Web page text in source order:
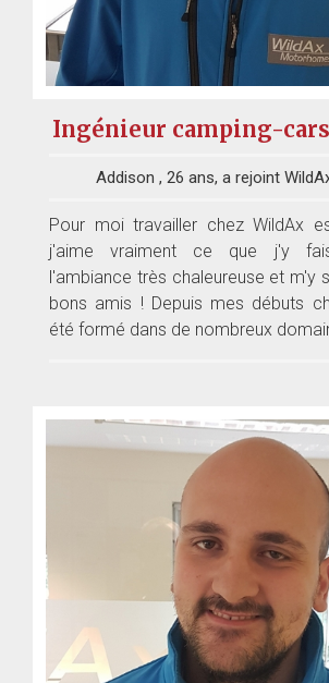
Ingénieur camping-
Addison , 26 ans, a rejoint
Pour moi travailler chez WildAx
j'aime vraiment ce que j'y
l'ambiance très chaleureuse et m'y
bons amis ! Depuis mes débuts
été formé dans de nombreux